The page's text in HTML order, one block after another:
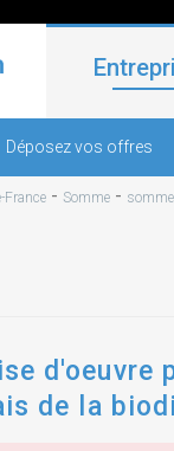
Déposez vos offres
France - Somme - somme
d'oeuvre
de la